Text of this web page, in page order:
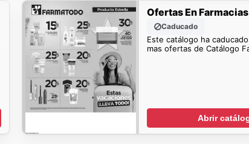
Ofertas En
Caducado
Este catálogo ha
mas ofertas de Catálogo
Abrir